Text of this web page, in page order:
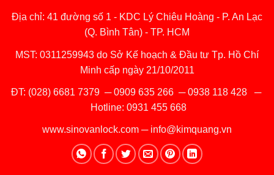
Địa chỉ: 41 đường số 1 - KDC Lý Chiêu Hoàng - P. An Lạc
(Q. Bình Tân) - TP. HCM
MST: 0311259943 do Sở Kế hoạch & Đầu tư Tp. Hồ Chí
Minh cấp ngày 21/10/2011
ĐT: (028) 6681 7379 ─0909 635 266─0938 118 428─
Hotline: 0931 455 668
www.sinovanlock.com ─ info@kimquang.vn